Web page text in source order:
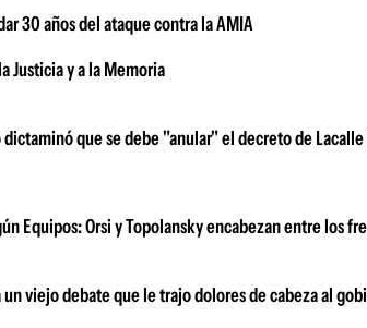
30 años del ataque contra la AMIA
Justicia y a la Memoria
que se debe "anular" el decreto de
Equipos: Orsi y Topolansky encabezan entre los
viejo debate que le trajo dolores de cabeza al